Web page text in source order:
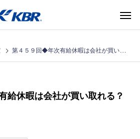
第４５９回◆年次有給休暇は会社が買い取れる？◆
給休暇は会社が買い取れる？